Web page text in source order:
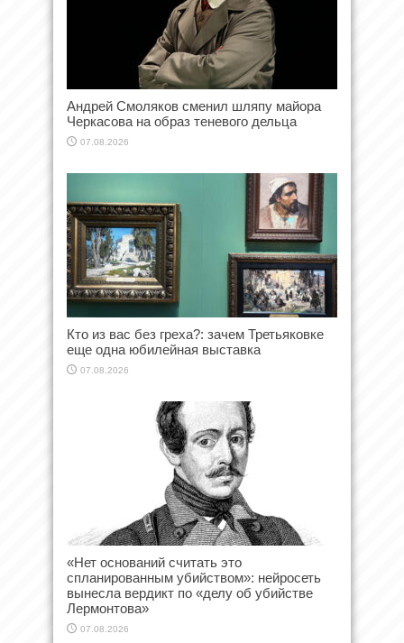
Андрей Смоляков сменил шляпу майора
Черкасова на образ теневого дельца
07.08.2026
Кто из вас без греха?: зачем Третьяковке
еще одна юбилейная выставка
07.08.2026
«Нет оснований считать это
спланированным убийством»: нейросеть
вынесла вердикт по «делу об убийстве
Лермонтова»
07.08.2026